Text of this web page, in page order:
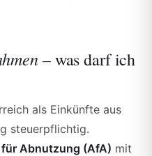
–was darf ich
als Einkünfte aus
steuerpflichtig.
Abnutzung (AfA) mit